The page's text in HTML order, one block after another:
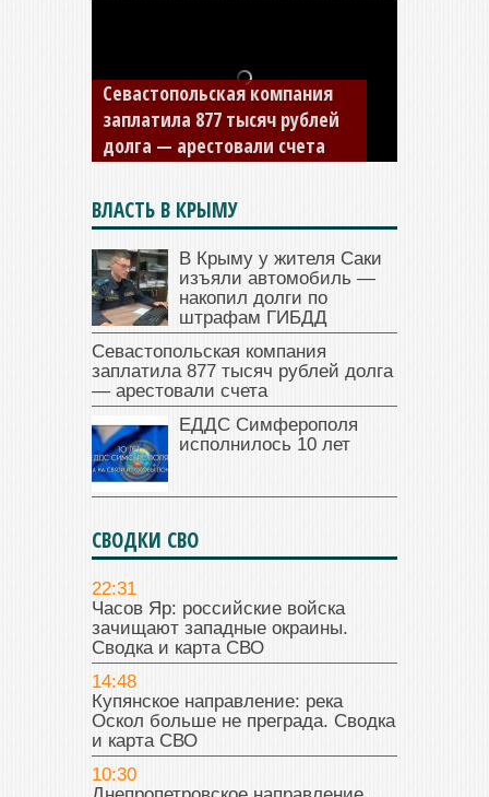
Севастопольская компания
заплатила 877 тысяч рублей
долга — арестовали счета
ВЛАСТЬ В КРЫМУ
В Крыму у жителя Саки
изъяли автомобиль —
накопил долги по
штрафам ГИБДД
Севастопольская компания
заплатила 877 тысяч рублей долга
— арестовали счета
ЕДДС Симферополя
исполнилось 10 лет
СВОДКИ СВО
22:31
Часов Яр: российские войска
зачищают западные окраины.
Сводка и карта СВО
14:48
Купянское направление: река
Оскол больше не преграда. Сводка
и карта СВО
10:30